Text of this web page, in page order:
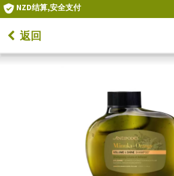
NZD结算,安全支付
返回